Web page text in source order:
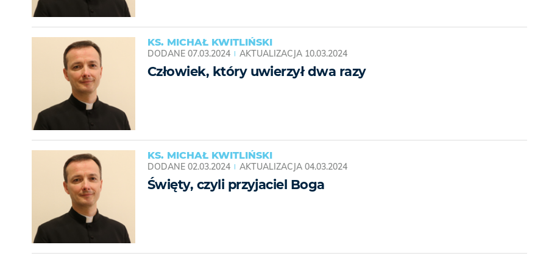
KS. MICHAŁ KWITLIŃSKI
DODANE 07.03.2024 AKTUALIZACJA 10.03.2024
Człowiek, który uwierzył dwa razy
KS. MICHAŁ KWITLIŃSKI
DODANE 02.03.2024 AKTUALIZACJA 04.03.2024
Święty, czyli przyjaciel Boga